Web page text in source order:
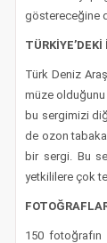
göstereceğine
Türk Deniz
müze
bu sergimizi
de ozon
bir sergi. Bu
yetkililere çok
150 fotoğrafın